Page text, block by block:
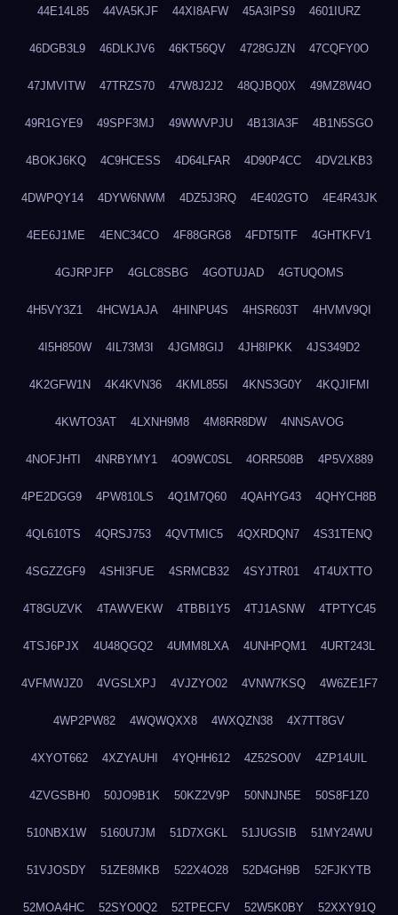
44E14L85 44VA5KJF 44XI8AFW 45A3IPS9 4601IURZ
46DGB3L9 46DLKJV6 46KT56QV 4728GJZN 47CQFY0O
47JMVITW 47TRZS70 47W8J2J2 48QJBQ0X 49MZ8W4O
49R1GYE9 49SPF3MJ 49WWVPJU 4B13IA3F 4B1N5SGO
4BOKJ6KQ 4C9HCESS 4D64LFAR 4D90P4CC 4DV2LKB3
4DWPQY14 4DYW6NWM 4DZ5J3RQ 4E402GTO 4E4R43JK
4EE6J1ME 4ENC34CO 4F88GRG8 4FDT5ITF 4GHTKFV1
4GJRPJFP 4GLC8SBG 4GOTUJAD 4GTUQOMS
4H5VY3Z1 4HCW1AJA 4HINPU4S 4HSR603T 4HVMV9QI
4I5H850W 4IL73M3I 4JGM8GIJ 4JH8IPKK 4JS349D2
4K2GFW1N 4K4KVN36 4KML855I 4KNS3G0Y 4KQJIFMI
4KWTO3AT 4LXNH9M8 4M8RR8DW 4NNSAVOG
4NOFJHTI 4NRBYMY1 4O9WC0SL 4ORR508B 4P5VX889
4PE2DGG9 4PW810LS 4Q1M7Q60 4QAHYG43 4QHYCH8B
4QL610TS 4QRSJ753 4QVTMIC5 4QXRDQN7 4S31TENQ
4SGZZGF9 4SHI3FUE 4SRMCB32 4SYJTR01 4T4UXTTO
4T8GUZVK 4TAWVEKW 4TBBI1Y5 4TJ1ASNW 4TPTYC45
4TSJ6PJX 4U48QGQ2 4UMM8LXA 4UNHPQM1 4URT243L
4VFMWJZ0 4VGSLXPJ 4VJZYO02 4VNW7KSQ 4W6ZE1F7
4WP2PW82 4WQWQXX8 4WXQZN38 4X7TT8GV
4XYOT662 4XZYAUHI 4YQHH612 4Z52SO0V 4ZP14UIL
4ZVGSBH0 50JO9B1K 50KZ2V9P 50NNJN5E 50S8F1Z0
510NBX1W 5160U7JM 51D7XGKL 51JUGSIB 51MY24WU
51VJOSDY 51ZE8MKB 522X4O28 52D4GH9B 52FJKYTB
52MOA4HC 52SYO0Q2 52TPECFV 52W5K0BY 52XXY91Q